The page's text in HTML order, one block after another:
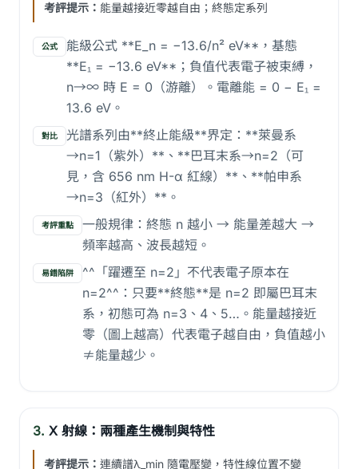
考評提示： 能量越接近零越自由；終態定系列
公式
能級公式 **E_n = −13.6/n² eV**，基態
**E₁ = −13.6 eV**；負值代表電子被束縛，
n→∞ 時 E = 0（游離）。電離能 = 0 − E₁ =
13.6 eV。
對比
光譜系列由**終止能級**界定：**萊曼系
→n=1（紫外）**、**巴耳末系→n=2（可
見，含 656 nm H-α 紅線）**、**帕申系
→n=3（紅外）**。
考評重點
一般規律：終態 n 越小 → 能量差越大 →
頻率越高、波長越短。
易錯陷阱
^^「躍遷至 n=2」不代表電子原本在
n=2^^：只要**終態**是 n=2 即屬巴耳末
系，初態可為 n=3、4、5…。能量越接近
零（圖上越高）代表電子越自由，負值越小
≠能量越少。
3. X 射線：兩種產生機制與特性
考評提示： 連續譜λ_min 隨電壓變，特性線位置不變